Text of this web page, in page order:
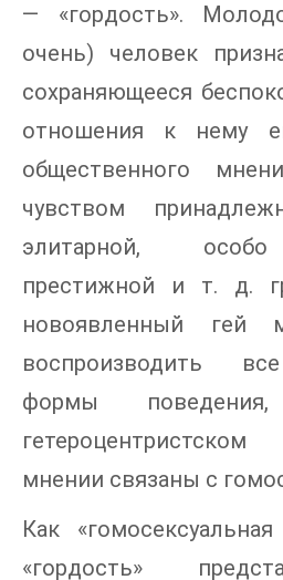
— «гордость».
очень) человек
сохраняющееся
отношения к нему
общественного
чувством
элитарной, особо
престижной и т. д.
новоявленный гей
воспроизводить
формы
мнении связаны с
Как
«гордость»